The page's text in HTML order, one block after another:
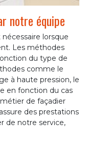
notre équipe
lorsque
Les méthodes
du type de
comme le
à haute pression, le
en fonction du cas
de façadier
des prestations
de notre service,